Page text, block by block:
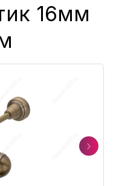
16мм
Next